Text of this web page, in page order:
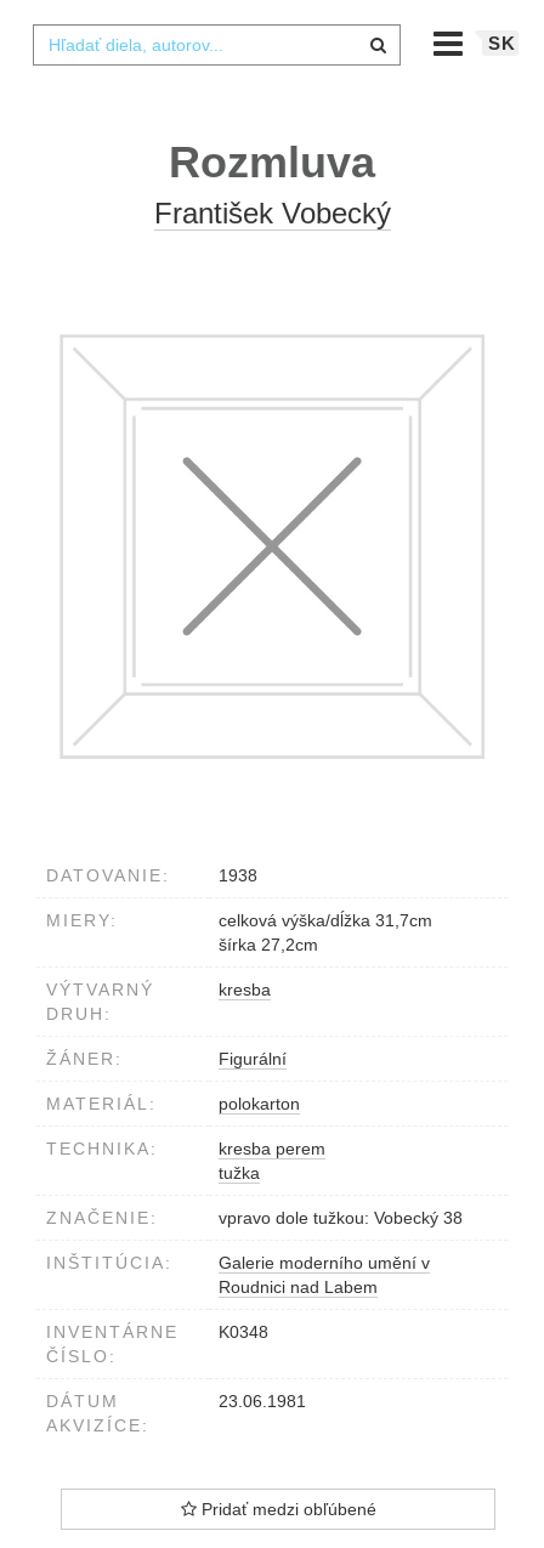
SK
Rozmluva
František Vobecký
DATOVANIE: 1938
MIERY:
celková výška/dĺžka 31,7cm
šírka 27,2cm
VÝTVARNÝ
DRUH:
kresba
ŽÁNER: Figurální
MATERIÁL: polokarton
TECHNIKA:
kresba perem
tužka
ZNAČENIE: vpravo dole tužkou: Vobecký 38
INŠTITÚCIA:
Galerie moderního umění v
Roudnici nad Labem
INVENTÁRNE
ČÍSLO:
K0348
DÁTUM
AKVIZÍCE:
23.06.1981
Pridať medzi obľúbené